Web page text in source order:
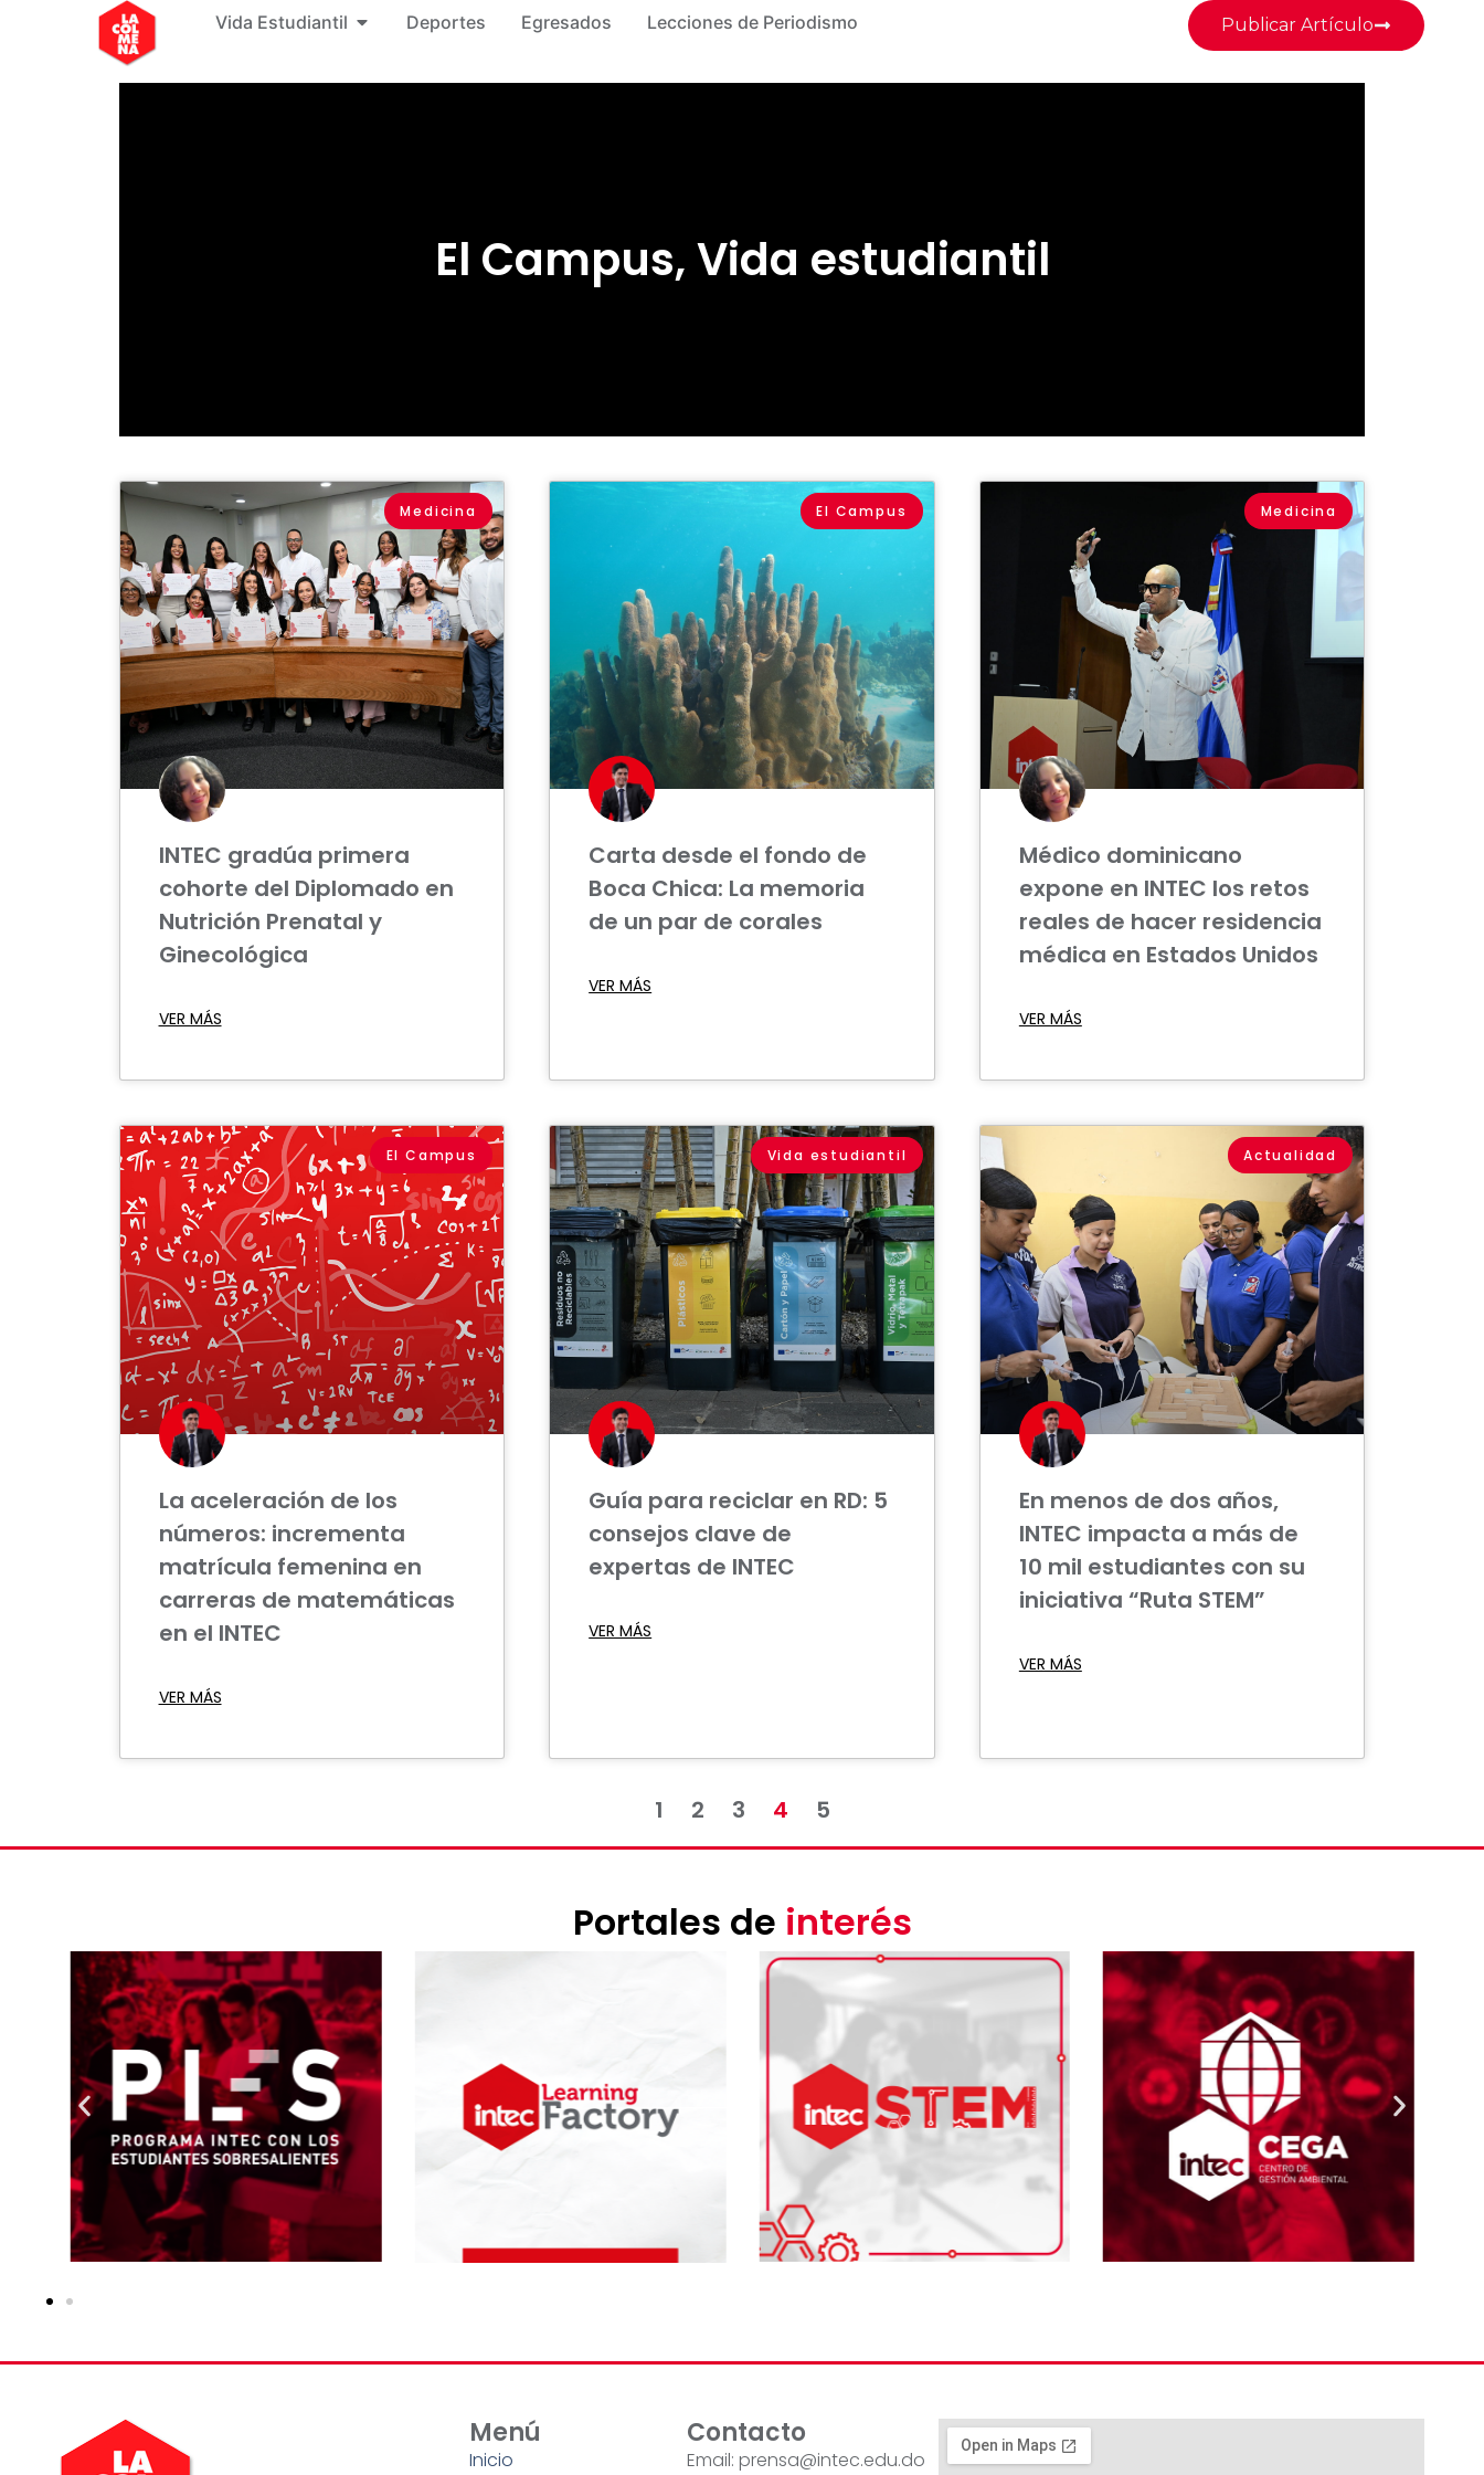
Vida Estudiantil Deportes Egresados Lecciones de Periodismo Publicar Artículo
El Campus,Vida estudiantil
Medicina
INTEC gradúa primera
cohorte del Diplomado en
Nutrición Prenatal y
Ginecológica
VER MÁS
El Campus
Carta desde el fondo de
Boca Chica: La memoria
de un par de corales
VER MÁS
Medicina
Médico dominicano
expone en INTEC los retos
reales de hacer residencia
médica en Estados Unidos
VER MÁS
El Campus
La aceleración de los
números: incrementa
matrícula femenina en
carreras de matemáticas
en el INTEC
VER MÁS
Vida estudiantil
Guía para reciclar en RD: 5
consejos clave de
expertas de INTEC
VER MÁS
Actualidad
En menos de dos años,
INTEC impacta a más de
10 mil estudiantes con su
iniciativa “Ruta STEM”
VER MÁS
1 2 3 4 5
Portales de interés
Menú
Inicio
Contacto
Email: prensa@intec.edu.do